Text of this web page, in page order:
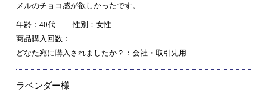
メルのチョコ感が欲しかったです。
年齢：40代
性別：女性
商品購入回数：
どなた宛に購入されましたか？：会社・取引先用
ラベンダー様